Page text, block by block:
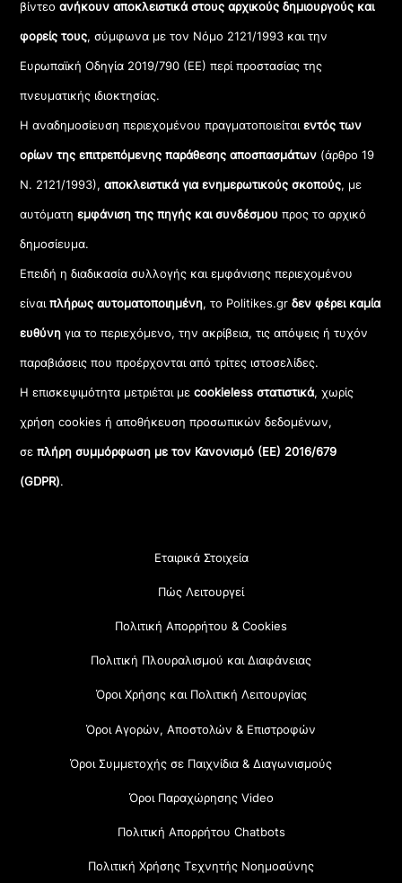
βίντεοανήκουν αποκλειστικά στους αρχικούς δημιουργούς και
φορείς τους, σύμφωνα με τον Νόμο 2121/1993 και την
Ευρωπαϊκή Οδηγία 2019/790 (ΕΕ) περί προστασίας της
πνευματικής ιδιοκτησίας.
Η αναδημοσίευση περιεχομένου πραγματοποιείταιεντός των
ορίων της επιτρεπόμενης παράθεσης αποσπασμάτων (άρθρο 19
Ν. 2121/1993), αποκλειστικά για ενημερωτικούς σκοπούς, με
αυτόματηεμφάνιση της πηγής και συνδέσμου προς το αρχικό
δημοσίευμα.
Επειδή η διαδικασία συλλογής και εμφάνισης περιεχομένου
είναιπλήρως αυτοματοποιημένη, το Politikes.grδεν φέρει καμία
ευθύνη για το περιεχόμενο, την ακρίβεια, τις απόψεις ή τυχόν
παραβιάσεις που προέρχονται από τρίτες ιστοσελίδες.
Η επισκεψιμότητα μετριέται μεcookieless στατιστικά, χωρίς
χρήση cookies ή αποθήκευση προσωπικών δεδομένων,
σεπλήρη συμμόρφωση με τον Κανονισμό (ΕΕ) 2016/679
(GDPR).
Εταιρικά Στοιχεία
Πώς Λειτουργεί
Πολιτική Απορρήτου & Cookies
Πολιτική Πλουραλισμού και Διαφάνειας
Όροι Χρήσης και Πολιτική Λειτουργίας
Όροι Αγορών, Αποστολών & Επιστροφών
Όροι Συμμετοχής σε Παιχνίδια & Διαγωνισμούς
Όροι Παραχώρησης Video
Πολιτική Απορρήτου Chatbots
Πολιτική Χρήσης Τεχνητής Νοημοσύνης